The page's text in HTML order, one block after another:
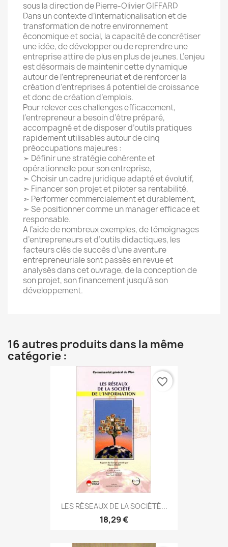
sous la direction de Pierre-Olivier GIFFARD
Dans un contexte d’internationalisation et de
transformation de notre environnement
économique et social, la capacité de concrétiser
une idée, de développer ou de reprendre une
entreprise attire de plus en plus de jeunes. L’enjeu
est désormais de maintenir cette dynamique
autour de l’entrepreneuriat et de renforcer la
création d’entreprises à potentiel de croissance
et donc de création d’emplois.
Pour relever ces challenges efficacement,
l’entrepreneur a besoin d’être préparé,
accompagné et de disposer d’outils pratiques
rapidement utilisables autour de cinq
préoccupations majeures :
➣ Définir une stratégie cohérente et
opérationnelle pour son entreprise,
➣ Choisir un cadre juridique adapté et évolutif,
➣ Financer son projet et piloter sa rentabilité,
➣ Performer commercialement et durablement,
➣ Se positionner comme un manager efficace et
responsable.
A l’aide de nombreux exemples, de témoignages
d’entrepreneurs et d’outils didactiques, les
facteurs clés de succès d’une aventure
entrepreneuriale sont passés en revue et
analysés dans cet ouvrage, de la conception de
son projet, son financement jusqu’à son
développement.
16 autres produits dans la même
catégorie :
LES RÉSEAUX DE LA SOCIÉTÉ...
18,29 €
favorite_border